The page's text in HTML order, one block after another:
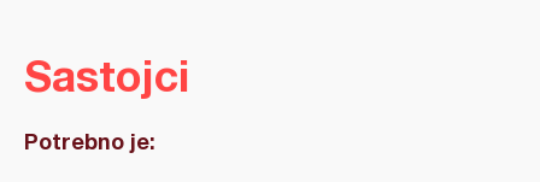
Sastojci
Potrebno je: